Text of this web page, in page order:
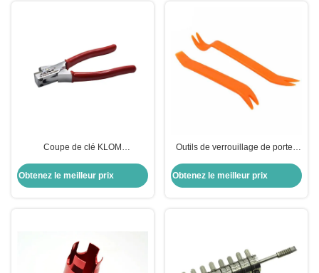
Coupe de clé KLOM
Coupe de code de clé
Obtenez le meilleur prix
Outils de verrouillage de portes
ouvertes ouvertes ouvertes
Obtenez le meilleur prix